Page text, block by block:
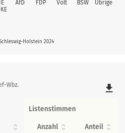
AfD FDP Volt BSW Übrige
Holstein 2024
Wbz.
file_download
Listenstimmen
Anzahl Anteil